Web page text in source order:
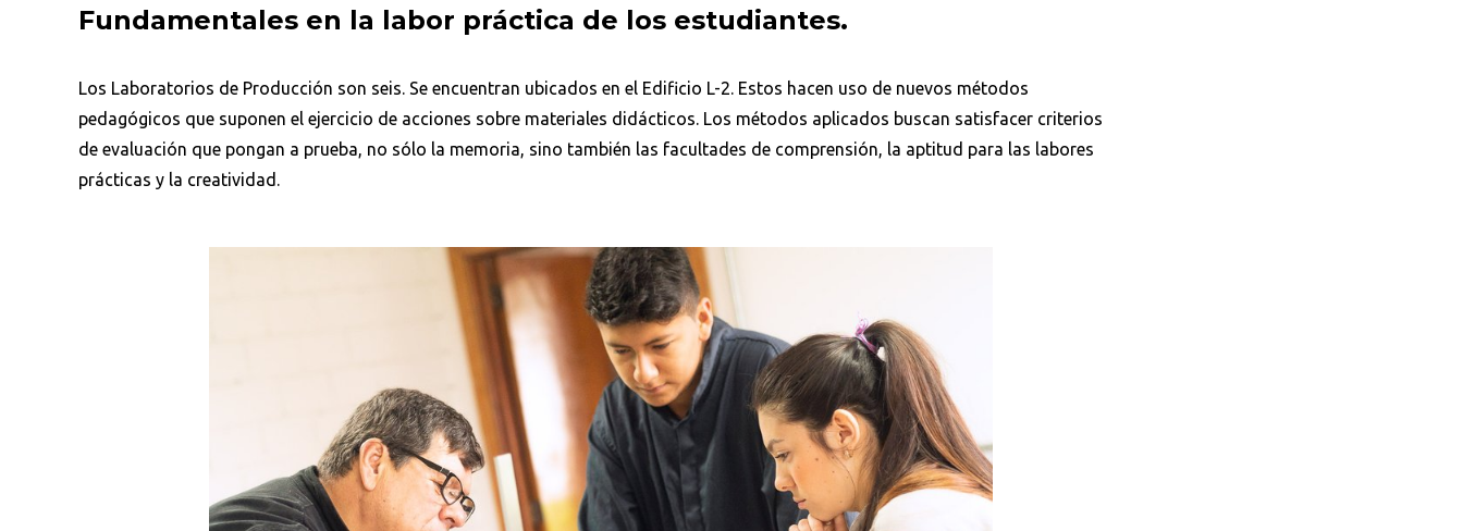
Fundamentales en la labor práctica de los estudiantes.
Los Laboratorios de Producción son seis. Se encuentran ubicados en el Edificio L-2. Estos hacen uso de nuevos métodos
pedagógicos que suponen el ejercicio de acciones sobre materiales didácticos. Los métodos aplicados buscan satisfacer criterios
de evaluación que pongan a prueba, no sólo la memoria, sino también las facultades de comprensión, la aptitud para las labores
prácticas y la creatividad.